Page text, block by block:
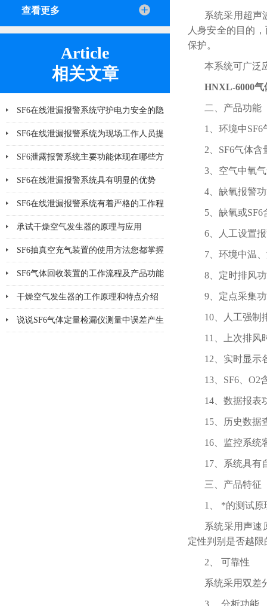
查看更多
Article
相关文章
SF6在线泄漏报警系统守护电力安全的隐
形力量
SF6在线泄漏报警系统为现场工作人员提
供更多一层可靠保护
SF6泄露报警系统主要功能体现在哪些方
面
SF6在线泄漏报警系统具有明显的优势
SF6在线泄漏报警系统有着严格的工作程
序和要求
承试干燥空气发生器的原理与应用
SF6抽真空充气装置的使用方法您都掌握
了吗
SF6气体回收装置的工作流程及产品功能
说明
干燥空气发生器的工作原理和特点介绍
说说SF6气体定量检漏仪测量中误差产生
系统采用超声
人身安全的目的
保护。
本系统可广泛
HNXL-6000气
二、产品功能
1、环境中
2、SF6气体
3、空气中氧
4、缺氧报警
5、缺氧或
6、人工设置
7、环境中温
8、定时排风
9、定点采集
10、人工强制
11、上次排风
12、实时显示
13、SF6、O2
14、数据报表
15、历史数据
16、监控系统
17、系统具有
三、产品特征
1、 *的测试原
系统采用声速
定性判别是否越
2、 可靠性
系统采用双差
3、 分析功能